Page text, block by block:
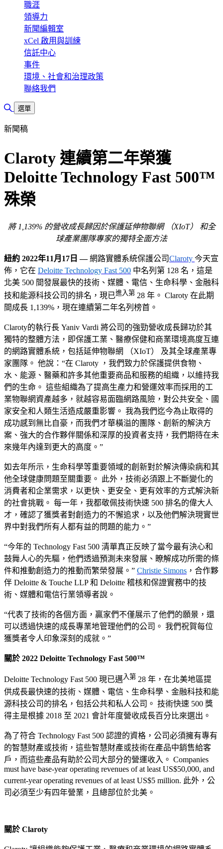
職涯
領導力
新聞編輯室
xCel 啟用與訓練
信託中心
事件
環境、社會和治理政策
聯絡我們
切換搜尋
選單
新聞稿
Claroty 連續第二年榮獲
Deloitte Technology Fast 500™
殊榮
將 1,139% 的營收成長歸因於保護延伸物聯網 （XIoT） 和全
球產業團隊專家的獨特全面方法
紐約 2022年11月17日 — 網路實體系統保護公司Claroty 今天宣
佈，它在 Deloitte Technology Fast 500 中名列第 128 名，這是
北美 500 間發展最快的技術、媒體、電信、生命科學、金融科
技和能源科技公司的排名，現已進入第 28 年。 Claroty 在此期
間成長 1,139%，現在連續第二年名列榜首。
Claroty的執行長 Yaniv Vardi 將公司的強勁營收成長歸功於其
獨特的整體方法，即保護工業、醫療保健和商業環境高度互連
的網路實體系統，包括延伸物聯網 （XIoT） 及其全球產業專
家團隊。 他說：“在 Claroty ，我們致力於保護提供食物、
水、能源、醫藥和許多其他重要商品和服務的組織，以維持我
們的生命。 這些組織為了提高生產力和營運效率而採用的工
業物聯網資產越多，就越容易面臨網路風險，對公共安全、國
家安全和人類生活造成嚴重影響。 我為我們迄今為止取得的
成功感到無比自豪，而我們才華橫溢的團隊、創新的解決方
案、強大的合作夥伴關係和深厚的投資者支持，我們期待在未
來幾年內達到更大的高度。”
如去年所示，生命科學等重要領域的創新對於解決傳染病和其
他全球健康問題至關重要。
此外，技術必須跟上不斷變化的
消費者和企業需求，以更快、更安全、更有效率的方式解決新
的社會挑戰。 每一年，我都敬佩技術快速 500 排名的偉大人
才，確認了獲獎者對創造力的不懈追求，以及他們解決現實世
界中對我們所有人都有益的問題的能力。”
“今年的 Technology Fast 500 清單真正反映了當今最有決心和
鼓舞人心的先驅，他們透過預測未來發展、瞭解成功所需的條
件和推動創造力的推動而繁榮發展。” Christie Simons ，合作夥
伴 Deloitte & Touche LLP 和 Deloitte 稽核和保證實務中的技
術、媒體和電信行業領導者說。
“代表了技術的各個方面，贏家們不僅展示了他們的願景，還
可以透過快速的成長專業地管理他們的公司。 我們祝賀每位
獲獎者令人印象深刻的成就。”
關於 2022 Deloitte Technology Fast 500™
Deloitte Technology Fast 500 現已邁 入第 28 年，在北美地區提
供成長最快速的技術、媒體、電信、生命科學、金融科技和能
源科技公司的排名，包括公共和私人公司。 技術快速 500 獎
得主是根據 2018 至 2021 會計年度營收成長百分比來選出。
為了符合 Technology Fast 500 認證的資格，公司必須擁有專有
的智慧財產或技術，這些智慧財產或技術在產品中銷售給客
戶，而這些產品有助於公司大部分的營運收入。 Companies
must have base-year operating revenues of at least US$50,000, and
current-year operating revenues of at least US$5 million. 此外，公
司必須至少有四年營業，且總部位於北美。
關於 Claroty